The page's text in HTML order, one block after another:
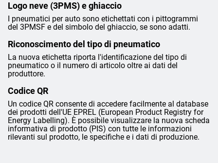
Logo neve (3PMS) e ghiaccio
I pneumatici per auto sono etichettati con i pittogrammi
del 3PMSF e del simbolo del ghiaccio, se sono adatti.
Riconoscimento del tipo di pneumatico
La nuova etichetta riporta l'identificazione del tipo di
pneumatico o il numero di articolo oltre ai dati del
produttore.
Codice QR
Un codice QR consente di accedere facilmente al database
dei prodotti dell'UE EPREL (European Product Registry for
Energy Labelling). È possibile visualizzare la nuova scheda
informativa di prodotto (PIS) con tutte le informazioni
rilevanti sul prodotto, le specifiche e i dati di produzione.